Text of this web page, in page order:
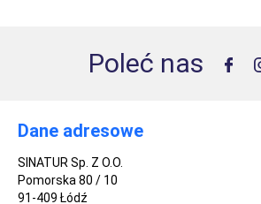
Poleć nas
Dane adresowe
SINATUR Sp. Z O.O.
Pomorska 80 / 10
91-409 Łódź